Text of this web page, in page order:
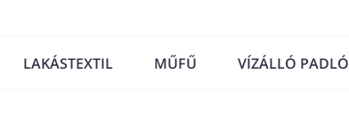
LAKÁSTEXTIL MŰFŰ VÍZÁLLÓ PADLÓ